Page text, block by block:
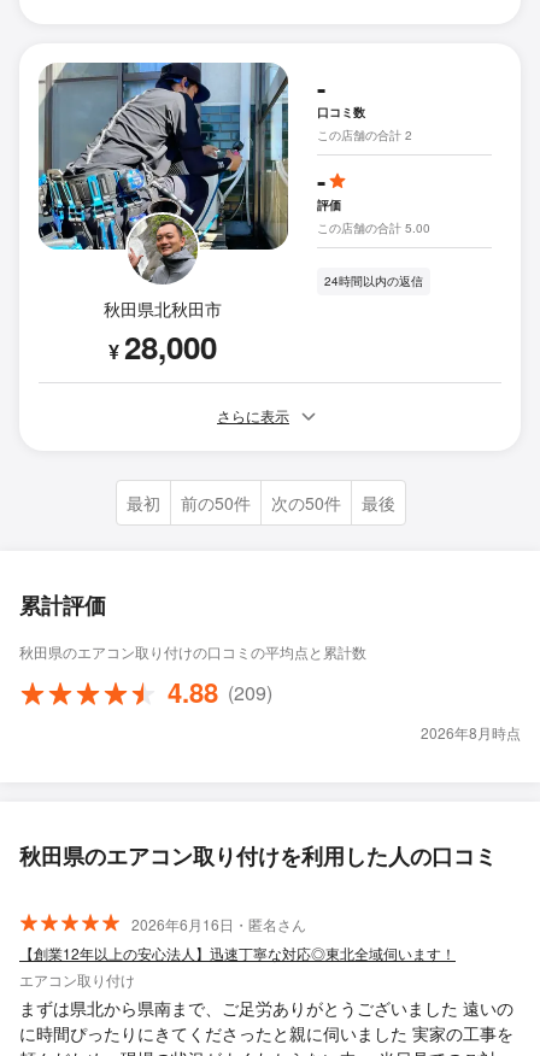
秋田県北秋田市
¥28,000
-
口コミ数
この店舗の合計 2
-
評価
この店舗の合計 5.00
24時間以内の返信
さらに表示
最初 前の50件 次の50件 最後
累計評価
秋田県のエアコン取り付けの口コミの平均点と累計数
4.88 (209)
2026年8月時点
秋田県のエアコン取り付けを利用した人の口コミ
2026年6月16日・匿名さん
【創業12年以上の安心法人】迅速丁寧な対応◎東北全域伺います！
エアコン取り付け
まずは県北から県南まで、ご足労ありがとうございました 遠いの
に時間ぴったりにきてくださったと親に伺いました 実家の工事を